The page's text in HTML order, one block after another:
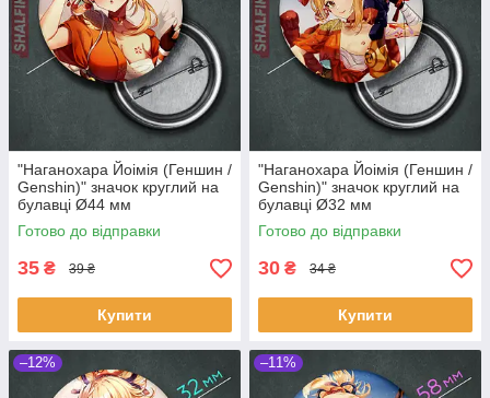
"Наганохара Йоімія (Геншин /
Genshin)" значок круглий на
булавці Ø44 мм
Готово до відправки
35 ₴ 39 ₴
Купити
"Наганохара Йоімія (Геншин /
Genshin)" значок круглий на
булавці Ø32 мм
Готово до відправки
30 ₴ 34 ₴
Купити
–12% –11%